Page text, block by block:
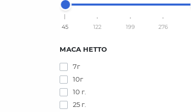
45 122 199 276
МАСА НЕТТО
7г
10г
10 г.
25 г.